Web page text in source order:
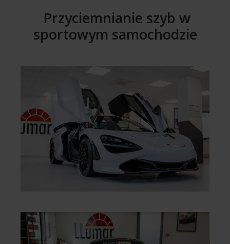
Przyciemnianie szyb w
sportowym samochodzie